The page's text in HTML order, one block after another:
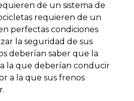
de un sistema de
requieren de un
perfectas condiciones
la seguridad de sus
deberían saber que la
la que deberían conducir
a la que sus frenos